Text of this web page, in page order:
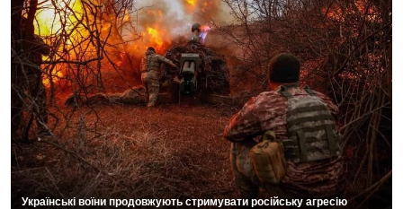
Українські воїни продовжують стримувати російську агресію